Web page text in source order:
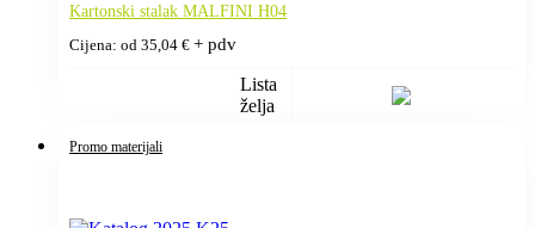
Kartonski stalak MALFINI H04
Cijena: od 35,04 € + pdv
Lista
želja
Promo materijali